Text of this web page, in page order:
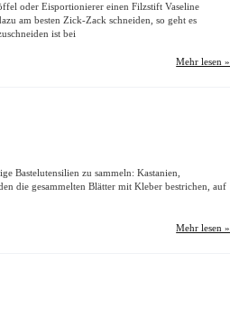
oder Eisportionierer einen Filzstift Vaseline
am besten Zick-Zack schneiden, so geht es
ist bei
Mehr lesen »
Bastelutensilien zu sammeln: Kastanien,
die gesammelten Blätter mit Kleber bestrichen, auf
Mehr lesen »